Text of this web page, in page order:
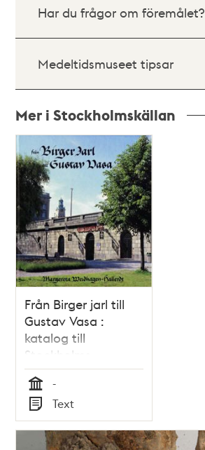
Har du frågor om föremålet?
Medeltidsmuseet tipsar
Mer i Stockholmskällan
poster
och
teman
Från Birger jarl till
Gustav Vasa :
katalog till
Stockholms
medeltidsmuseum /
Margareta
Weidhagen-Hallerdt
Tid
-
Typ
Text